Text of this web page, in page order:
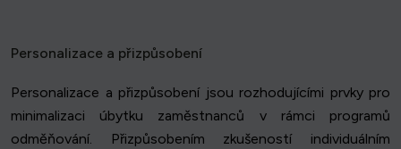
Personalizace a přizpůsobení
Personalizace a přizpůsobení jsou rozhodujícími prvky pro
minimalizaci úbytku zaměstnanců v rámci programů
odměňování. Přizpůsobením zkušeností individuálním